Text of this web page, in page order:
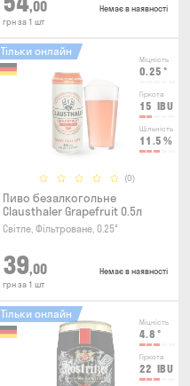
,00
грн за 1 шт
Немає в наявності
Міцність
0.25 °
Гіркота
15 IBU
Щільність
11.5 %
(0)
Тільки онлайн
Пиво безалкогольне
Clausthaler Grapefruit 0.5л
Світле, Фільтроване, 0.25°
39,00
грн за 1 шт
Немає в наявності
Міцність
4.8 °
Гіркота
22 IBU
Тільки онлайн